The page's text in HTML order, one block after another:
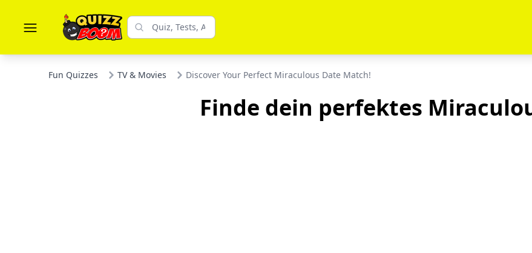
Fun Quizzes TV & Movies Discover Your Perfect Miraculous Date Match!
Finde dein perfektes